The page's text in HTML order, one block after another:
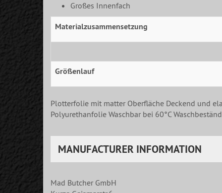
Großes Innenfach
Materialzusammensetzung
Größenlauf
Plotterfolie mit matter Oberfläche Deckend und
Polyurethanfolie Waschbar bei 60°C
MANUFACTURER INFORMATION
Mad Butcher GmbH